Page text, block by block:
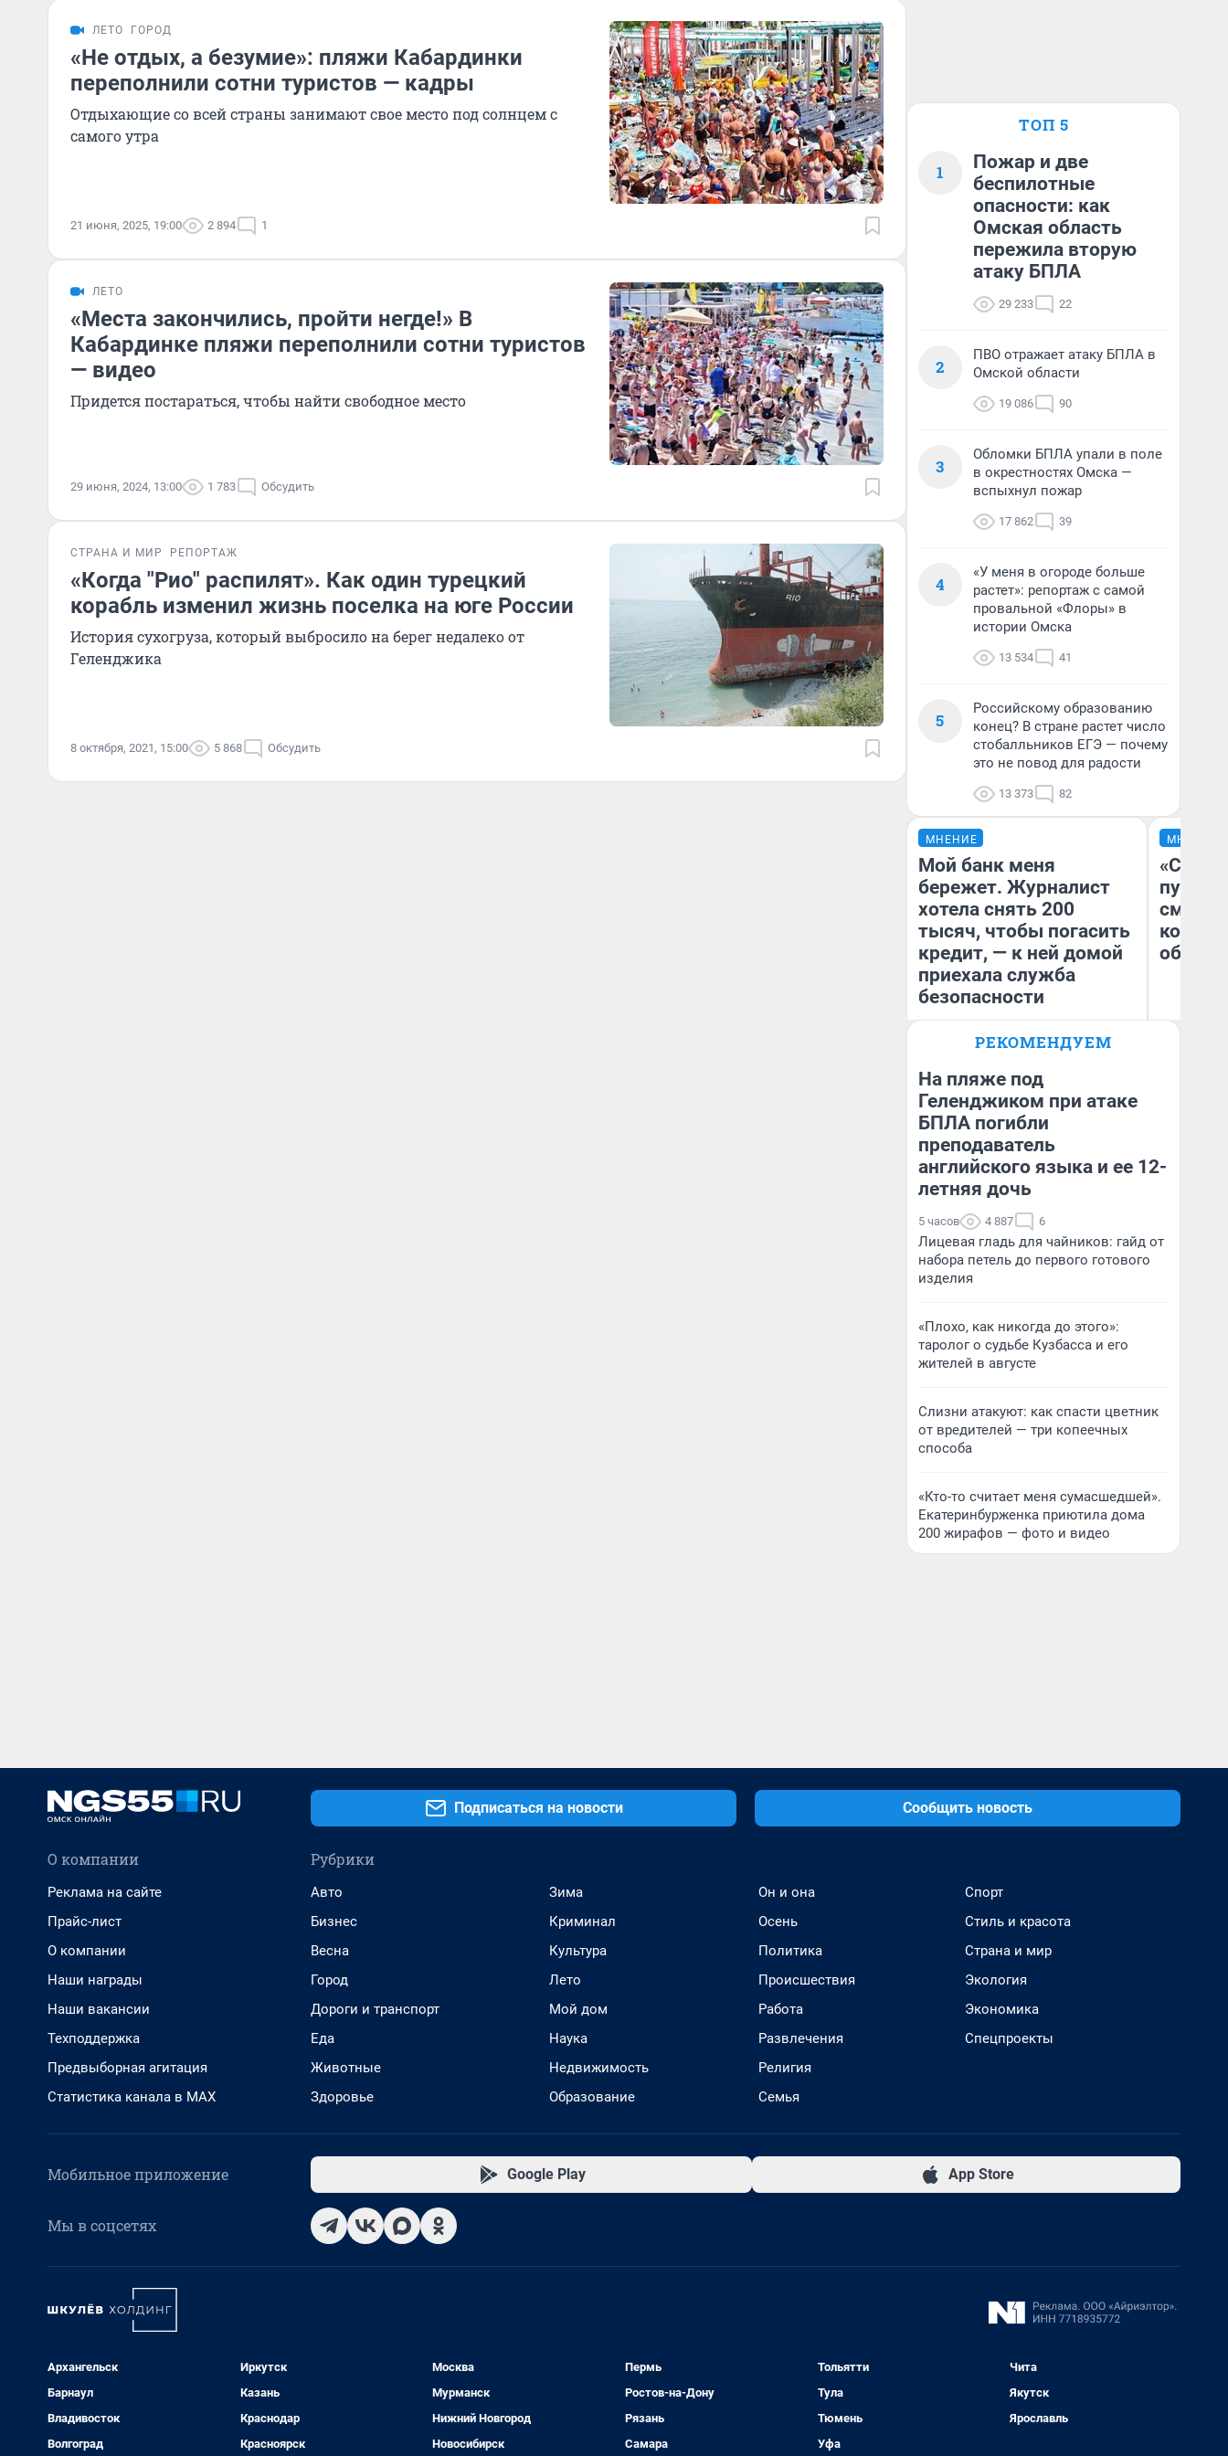
ЛЕТО ГОРОД
«Не отдых, а безумие»: пляжи Кабардинки
переполнили сотни туристов — кадры
Отдыхающие со всей страны занимают свое место под солнцем с
самого утра
21 июня, 2025, 19:00 2 894 1
ЛЕТО
«Места закончились, пройти негде!» В
Кабардинке пляжи переполнили сотни туристов
— видео
Придется постараться, чтобы найти свободное место
29 июня, 2024, 13:00 1 783 Обсудить
СТРАНА И МИР РЕПОРТАЖ
«Когда "Рио" распилят». Как один турецкий
корабль изменил жизнь поселка на юге России
История сухогруза, который выбросило на берег недалеко от
Геленджика
8 октября, 2021, 15:00 5 868 Обсудить
ТОП 5
1
Пожар и две
беспилотные
опасности: как
Омская область
пережила вторую
атаку БПЛА
29 233 22
2
ПВО отражает атаку БПЛА в
Омской области
19 086 90
3
Обломки БПЛА упали в поле
в окрестностях Омска —
вспыхнул пожар
17 862 39
4
«У меня в огороде больше
растет»: репортаж с самой
провальной «Флоры» в
истории Омска
13 534 41
5
Российскому образованию
конец? В стране растет число
стобалльников ЕГЭ — почему
это не повод для радости
13 373 82
МНЕНИЕ
Мой банк меня
бережет. Журналист
хотела снять 200
тысяч, чтобы погасить
кредит, — к ней домой
приехала служба
безопасности
Ксения Владимирская
МНЕНИЕ
РЕКОМЕНДУЕМ
На пляже под
Геленджиком при атаке
БПЛА погибли
преподаватель
английского языка и ее 12-
летняя дочь
5 часов 4 887 6
Лицевая гладь для чайников: гайд от
набора петель до первого готового
изделия
«Плохо, как никогда до этого»:
таролог о судьбе Кузбасса и его
жителей в августе
Слизни атакуют: как спасти цветник
от вредителей — три копеечных
способа
«Кто-то считает меня сумасшедшей».
Екатеринбурженка приютила дома
200 жирафов — фото и видео
Подписаться на новости Сообщить новость
О компании
Реклама на сайте
Прайс-лист
О компании
Наши награды
Наши вакансии
Техподдержка
Предвыборная агитация
Статистика канала в MAX
Рубрики
Авто
Бизнес
Весна
Город
Дороги и транспорт
Еда
Животные
Здоровье
Зима
Криминал
Культура
Лето
Мой дом
Наука
Недвижимость
Образование
Он и она
Осень
Политика
Происшествия
Работа
Развлечения
Религия
Семья
Спорт
Стиль и красота
Страна и мир
Экология
Экономика
Спецпроекты
Мобильное приложение Google Play App Store
Мы в соцсетях
Архангельск
Барнаул
Владивосток
Волгоград
Иркутск
Казань
Краснодар
Красноярск
Москва
Мурманск
Нижний Новгород
Новосибирск
Пермь
Ростов-на-Дону
Рязань
Самара
Тольятти
Тула
Тюмень
Уфа
Чита
Якутск
Ярославль